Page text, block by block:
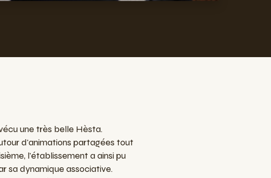
une très belle Hèsta.
d'animations partagées tout
l'établissement a ainsi pu
sa dynamique associative.